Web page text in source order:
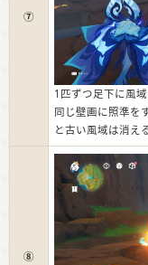
⑦
1匹ずつ足下に風
同じ壁画に照準を
と古い風域は消え
⑧